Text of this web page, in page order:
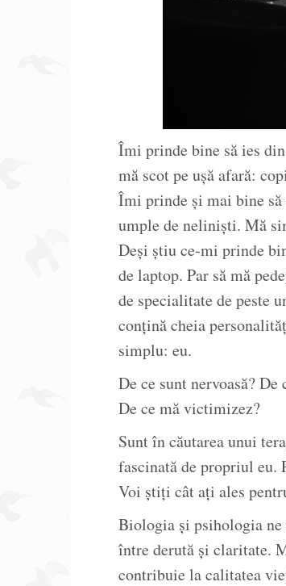
Îmi prinde bine să ies
mă scot pe ușă afară:
Îmi prinde și mai bine
umple de neliniști. Mă
Deși știu ce-mi prinde
de laptop. Par să mă
de specialitate de peste
conțină cheia
simplu: eu.
De ce sunt nervoasă?
De ce mă victimizez?
Sunt în căutarea unui
fascinată de propriul eu.
Voi știți cât ați ales
Biologia și psihologia ne
între derută și claritate.
contribuie la calitatea